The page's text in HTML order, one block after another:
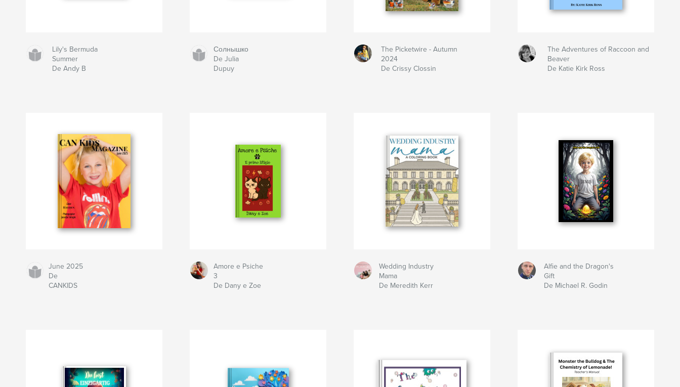
Lily's Bermuda
Summer
De Andy B
Солнышко
De Julia
Dupuy
The Picketwire - Autumn
2024
De Crissy Clossin
The Adventures of Raccoon and
Beaver
De Katie Kirk Ross
June 2025
De
CANKIDS
Amore e Psiche
3
De Dany e Zoe
Wedding Industry
Mama
De Meredith Kerr
Alfie and the Dragon's
Gift
De Michael R. Godin